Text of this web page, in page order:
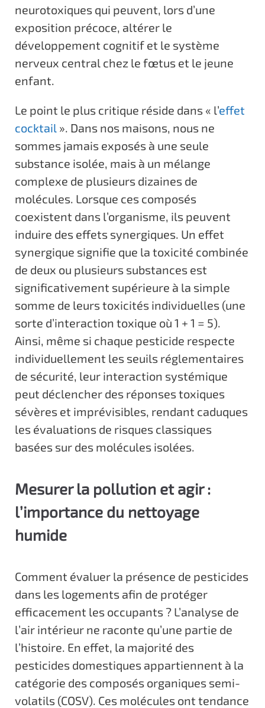
neurotoxiques qui peuvent, lors d’une
exposition précoce, altérer le
développement cognitif et le système
nerveux central chez le fœtus et le jeune
enfant.
Le point le plus critique réside dans « l’effet
cocktail ». Dans nos maisons, nous ne
sommes jamais exposés à une seule
substance isolée, mais à un mélange
complexe de plusieurs dizaines de
molécules. Lorsque ces composés
coexistent dans l’organisme, ils peuvent
induire des effets synergiques. Un effet
synergique signifie que la toxicité combinée
de deux ou plusieurs substances est
significativement supérieure à la simple
somme de leurs toxicités individuelles (une
sorte d’interaction toxique où 1 + 1 = 5).
Ainsi, même si chaque pesticide respecte
individuellement les seuils réglementaires
de sécurité, leur interaction systémique
peut déclencher des réponses toxiques
sévères et imprévisibles, rendant caduques
les évaluations de risques classiques
basées sur des molécules isolées.
Mesurer la pollution et agir :
l’importance du nettoyage
humide
Comment évaluer la présence de pesticides
dans les logements afin de protéger
efficacement les occupants ? L’analyse de
l’air intérieur ne raconte qu’une partie de
l’histoire. En effet, la majorité des
pesticides domestiques appartiennent à la
catégorie des composés organiques semi-
volatils (COSV). Ces molécules ont tendance